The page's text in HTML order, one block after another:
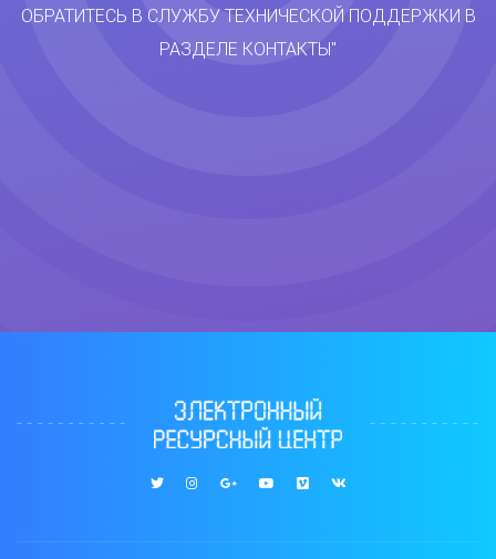
ОБРАТИТЕСЬ В СЛУЖБУ ТЕХНИЧЕСКОЙ ПОДДЕРЖКИ В
РАЗДЕЛЕ КОНТАКТЫ"